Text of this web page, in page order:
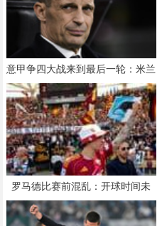
意甲争四大战来到最后一轮：米兰
83%晋级率，末轮胜平即把握命运
罗马德比赛前混乱：开球时间未
定，萨里威胁缺席